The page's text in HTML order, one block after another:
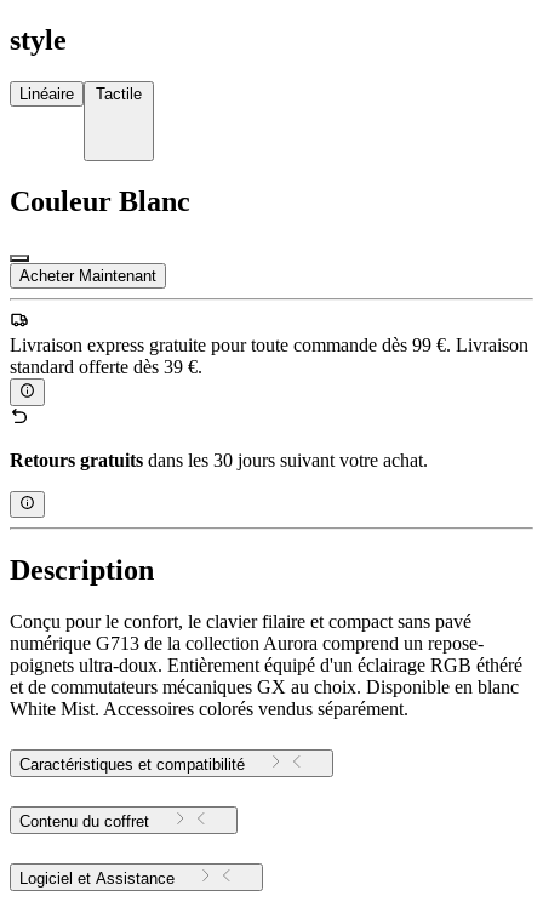
style
Linéaire Tactile
Couleur Blanc
Acheter Maintenant
Livraison express gratuite pour toute commande dès 99 €. Livraison
standard offerte dès 39 €.
Retours gratuits dans les 30 jours suivant votre achat.
Description
Conçu pour le confort, le clavier filaire et compact sans pavé
numérique G713 de la collection Aurora comprend un repose-
poignets ultra-doux. Entièrement équipé d'un éclairage RGB éthéré
et de commutateurs mécaniques GX au choix. Disponible en blanc
White Mist. Accessoires colorés vendus séparément.
Caractéristiques et compatibilité
Contenu du coffret
Logiciel et Assistance